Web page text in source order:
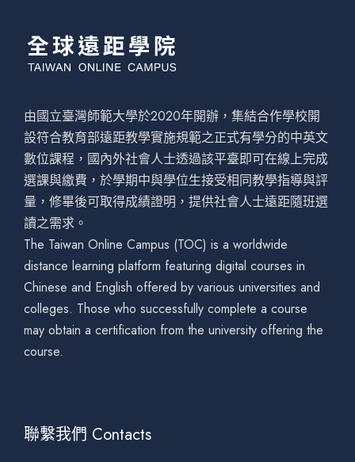
由國立臺灣師範大學於2020年開辦，集結合作學校開
設符合教育部遠距教學實施規範之正式有學分的中英文
數位課程，國內外社會人士透過該平臺即可在線上完成
選課與繳費，於學期中與學位生接受相同教學指導與評
量，修畢後可取得成績證明，提供社會人士遠距隨班選
讀之需求。
The Taiwan Online Campus (TOC) is a worldwide
distance learning platform featuring digital courses in
Chinese and English offered by various universities and
colleges. Those who successfully complete a course
may obtain a certification from the university offering the
course.
聯繫我們 Contacts